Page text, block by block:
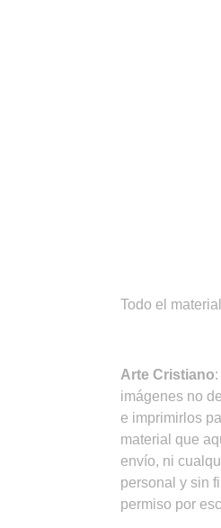
Todo el
Arte Cristiano
imágenes no
e imprimirlos
material que
envío, ni
personal y sin
permiso por